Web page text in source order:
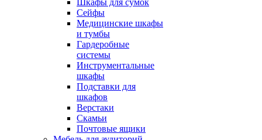
Шкафы для сумок
Сейфы
Медицинские шкафы
и тумбы
Гардеробные
системы
Инструментальные
шкафы
Подставки для
шкафов
Верстаки
Скамьи
Почтовые ящики